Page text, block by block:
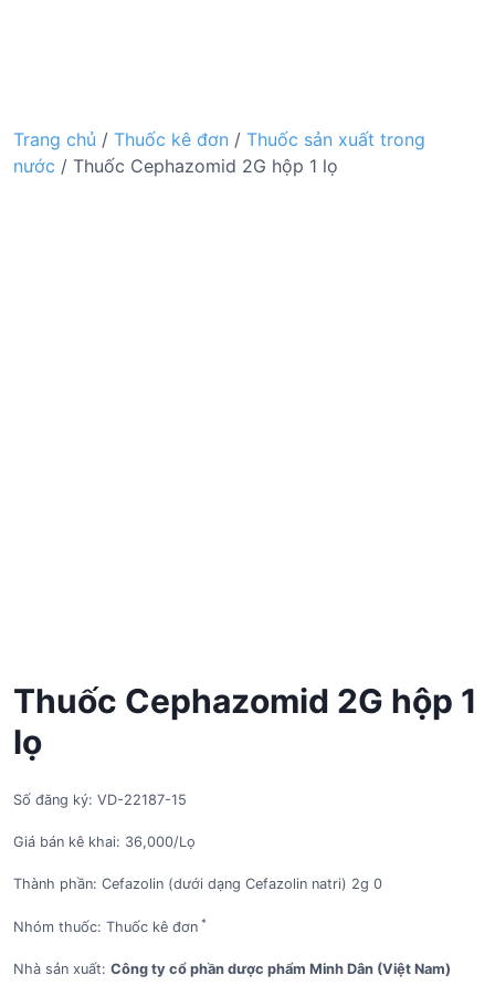
Trang chủ / Thuốc kê đơn / Thuốc sản xuất trong
nước / Thuốc Cephazomid 2G hộp 1 lọ
Thuốc Cephazomid 2G hộp 1
lọ
Số đăng ký: VD-22187-15
Giá bán kê khai: 36,000/Lọ
Thành phần: Cefazolin (dưới dạng Cefazolin natri) 2g 0
Nhóm thuốc: Thuốc kê đơn *
Nhà sản xuất: Công ty cổ phần dược phẩm Minh Dân (Việt Nam)